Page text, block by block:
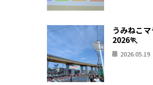
うみねこ
2026🏃
2026.05.19